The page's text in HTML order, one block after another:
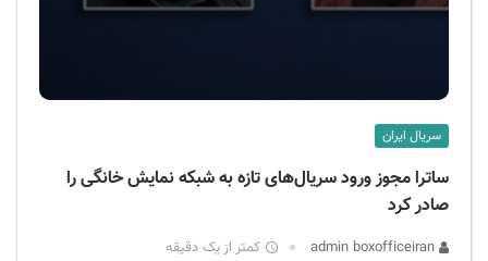
سریال ایران
ساترا مجوز ورود سریال‌های تازه به شبکه نمایش خانگی را
صادر کرد
کمتر از یک دقیقه